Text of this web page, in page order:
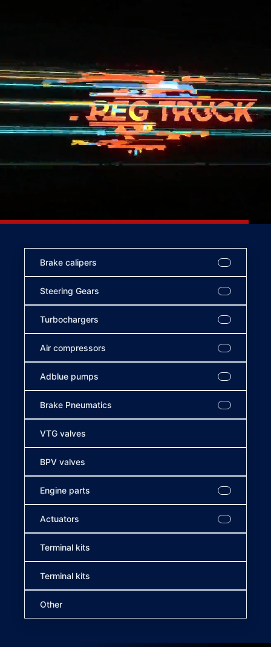
Brake calipers
Steering Gears
Turbochargers
Air compressors
Adblue pumps
Brake Pneumatics
VTG valves
BPV valves
Engine parts
Actuators
Terminal kits
Terminal kits
Other